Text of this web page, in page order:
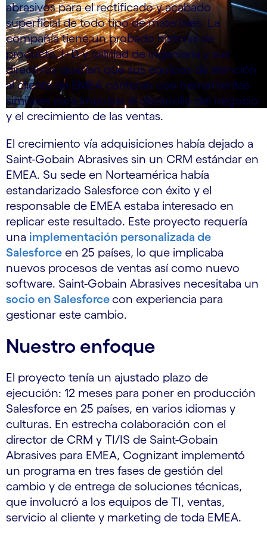
abrasivos para el rectificado y acabado
superficial de todo tipo de materiales. La
compañía tiene un probado historial de
producto, I+D y calidad de ingeniería y sus
directivos querían que sus equipos de atención
al cliente de EMEA contaran con herramientas
similares para impulsar el desarrollo del negocio
y el crecimiento de las ventas.
El crecimiento vía adquisiciones había dejado a
Saint-Gobain Abrasives sin un CRM estándar en
EMEA. Su sede en Norteamérica había
estandarizado Salesforce con éxito y el
responsable de EMEA estaba interesado en
replicar este resultado. Este proyecto requería
una implementación personalizada de
Salesforce en 25 países, lo que implicaba
nuevos procesos de ventas así como nuevo
software. Saint-Gobain Abrasives necesitaba un
socio en Salesforce con experiencia para
gestionar este cambio.
Nuestro enfoque
El proyecto tenía un ajustado plazo de
ejecución: 12 meses para poner en producción
Salesforce en 25 países, en varios idiomas y
culturas. En estrecha colaboración con el
director de CRM y TI/IS de Saint-Gobain
Abrasives para EMEA, Cognizant implementó
un programa en tres fases de gestión del
cambio y de entrega de soluciones técnicas,
que involucró a los equipos de TI, ventas,
servicio al cliente y marketing de toda EMEA.